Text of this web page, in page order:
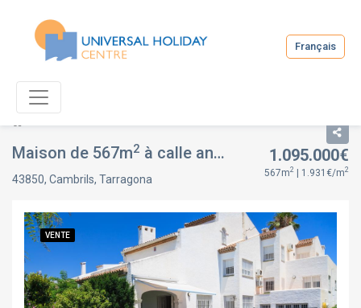
Français
Maison de 567m2 à calle anglada camarasa, à Cambrils, Tarragona
43850, Cambrils, Tarragona
1.095.000€
567m2 | 1.931€/m2
VENTE